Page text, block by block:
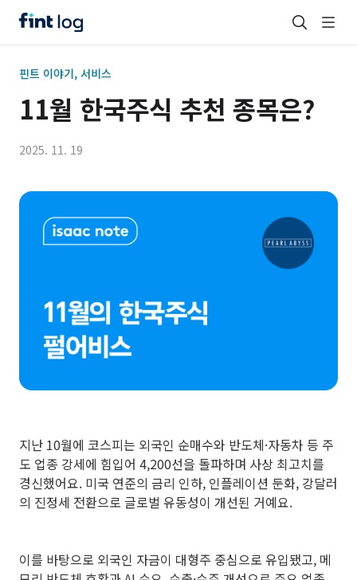
핀트 이야기, 서비스
11월 한국주식 추천 종목은?
2025. 11. 19
지난 10월에 코스피는 외국인 순매수와 반도체·자동차 등 주
도 업종 강세에 힘입어 4,200선을 돌파하며 사상 최고치를
경신했어요. 미국 연준의 금리 인하, 인플레이션 둔화, 강달러
의 진정세 전환으로 글로벌 유동성이 개선된 거예요.
이를 바탕으로 외국인 자금이 대형주 중심으로 유입됐고, 메